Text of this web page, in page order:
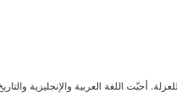
أحبّت اللغة العربية والإنجليزية